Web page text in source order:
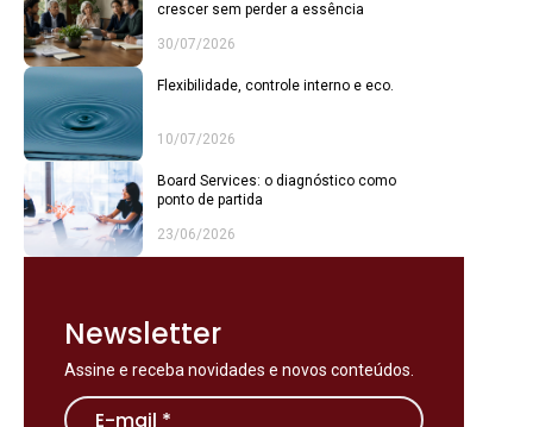
crescer sem perder a essência
30/07/2026
Flexibilidade, controle interno e eco.
10/07/2026
Board Services: o diagnóstico como
ponto de partida
23/06/2026
Newsletter
Assine e receba novidades e novos conteúdos.